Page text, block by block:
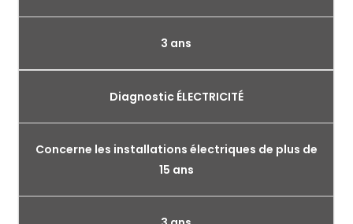
3 ans
Diagnostic ÉLECTRICITÉ
Concerne les installations électriques de plus de
15 ans